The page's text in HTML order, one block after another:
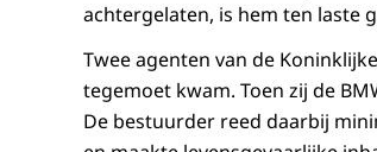
achtergelaten, is hem ten laste
Twee agenten van de
tegemoet kwam. Toen zij de
De bestuurder reed daarbij